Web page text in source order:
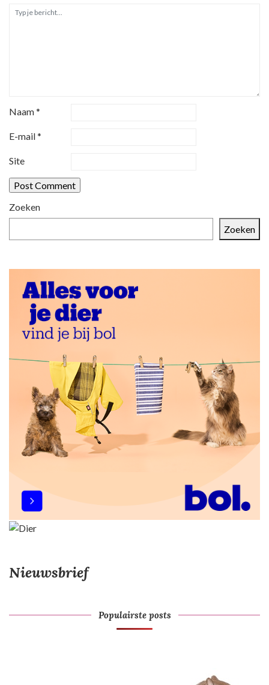
Naam*
E-mail*
Site
Zoeken
Zoeken
Nieuwsbrief
Populairste posts